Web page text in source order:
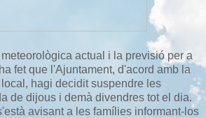
actual i la previsió per a
fet que l'Ajuntament, d'acord amb la
hagi decidit suspendre les
de dijous i demà divendres tot el dia.
avisant a les famílies informant-los